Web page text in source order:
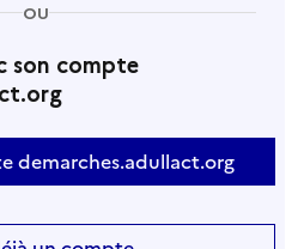
OU
son compte
demarches.adullact.org